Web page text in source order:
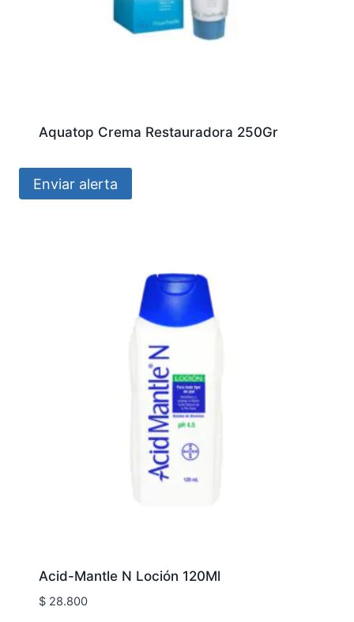
Aquatop Crema Restauradora 250Gr
Enviar alerta
Acid-Mantle N Loción 120Ml
$28.800